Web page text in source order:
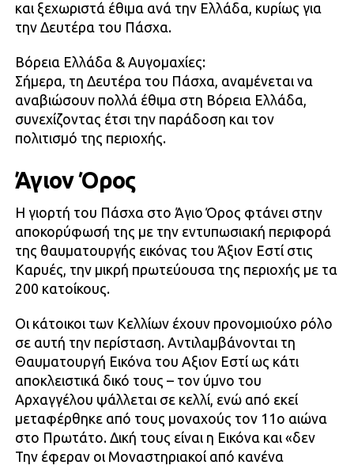
και ξεχωριστά έθιμα ανά την Ελλάδα, κυρίως για
την Δευτέρα του Πάσχα.
Βόρεια Ελλάδα & Αυγομαχίες:
Σήμερα, τη Δευτέρα του Πάσχα, αναμένεται να
αναβιώσουν πολλά έθιμα στη Βόρεια Ελλάδα,
συνεχίζοντας έτσι την παράδοση και τον
πολιτισμό της περιοχής.
Άγιον Όρος
Η γιορτή του Πάσχα στο Άγιο Όρος φτάνει στην
αποκορύφωσή της με την εντυπωσιακή περιφορά
της θαυματουργής εικόνας του Άξιον Εστί στις
Καρυές, την μικρή πρωτεύουσα της περιοχής με τα
200 κατοίκους.
Οι κάτοικοι των Κελλίων έχουν προνομιούχο ρόλο
σε αυτή την περίσταση. Αντιλαμβάνονται τη
Θαυματουργή Εικόνα του Αξιον Εστί ως κάτι
αποκλειστικά δικό τους – τον ύμνο του
Αρχαγγέλου ψάλλεται σε κελλί, ενώ από εκεί
μεταφέρθηκε από τους μοναχούς τον 11ο αιώνα
στο Πρωτάτο. Δική τους είναι η Εικόνα και «δεν
Την έφεραν οι Μοναστηριακοί από κανένα